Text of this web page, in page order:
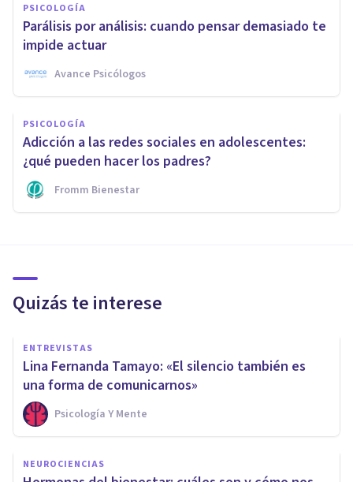
PSICOLOGÍA
Parálisis por análisis: cuando pensar demasiado te
impide actuar
Avance Psicólogos
PSICOLOGÍA
Adicción a las redes sociales en adolescentes:
¿qué pueden hacer los padres?
Fromm Bienestar
Quizás te interese
ENTREVISTAS
Lina Fernanda Tamayo: «El silencio también es
una forma de comunicarnos»
Psicología Y Mente
NEUROCIENCIAS